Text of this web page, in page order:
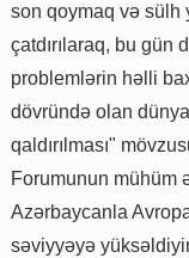
son qoymaq və sülh
çatdırılaraq, bu gün
problemlərin həlli
dövründə olan
qaldırılması"
Forumunun mühüm
Azərbaycanla
səviyyəyə